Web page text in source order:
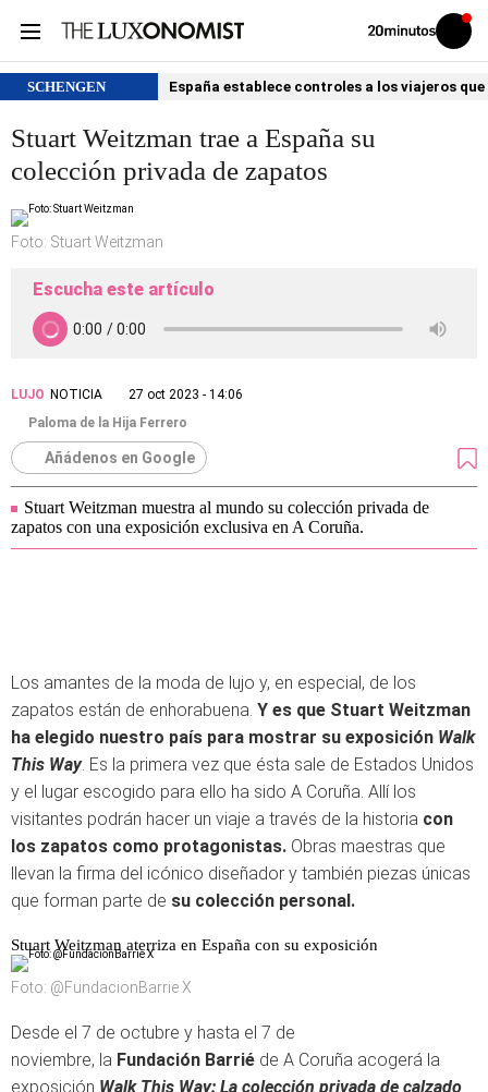
Volver
Iniciar
sesión
SCHENGEN España establece controles a los viajeros
Stuart Weitzman trae a España su
colección privada de zapatos
Foto: Stuart Weitzman
Escucha este artículo
LUJO NOTICIA
27 oct 2023 - 14:06
Paloma de la Hija Ferrero
Añádenos en Google
Stuart Weitzman muestra al mundo su colección privada de
zapatos con una exposición exclusiva en A Coruña.
Los amantes de la moda de lujo y, en especial, de los
zapatos están de enhorabuena. Y es que Stuart Weitzman
ha elegido nuestro país para mostrar su exposición Walk
This Way. Es la primera vez que ésta sale de Estados Unidos
y el lugar escogido para ello ha sido A Coruña. Allí los
visitantes podrán hacer un viaje a través de la historia con
los zapatos como protagonistas. Obras maestras que
llevan la firma del icónico diseñador y también piezas únicas
que forman parte de su colección personal.
Stuart Weitzman aterriza en España con su exposición
Foto: @FundacionBarrie X
Desde el 7 de octubre y hasta el 7 de
noviembre, la Fundación Barrié de A Coruña acogerá la
exposición Walk This Way: La colección privada de calzado